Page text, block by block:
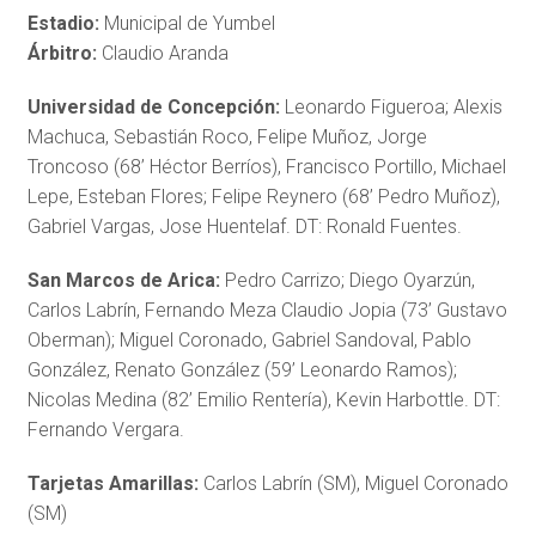
Estadio: Municipal de Yumbel
Árbitro: Claudio Aranda
Universidad de Concepción: Leonardo Figueroa; Alexis
Machuca, Sebastián Roco, Felipe Muñoz, Jorge
Troncoso (68’ Héctor Berríos), Francisco Portillo, Michael
Lepe, Esteban Flores; Felipe Reynero (68’ Pedro Muñoz),
Gabriel Vargas, Jose Huentelaf. DT: Ronald Fuentes.
San Marcos de Arica: Pedro Carrizo; Diego Oyarzún,
Carlos Labrín, Fernando Meza Claudio Jopia (73’ Gustavo
Oberman); Miguel Coronado, Gabriel Sandoval, Pablo
González, Renato González (59’ Leonardo Ramos);
Nicolas Medina (82’ Emilio Rentería), Kevin Harbottle. DT:
Fernando Vergara.
Tarjetas Amarillas: Carlos Labrín (SM), Miguel Coronado
(SM)